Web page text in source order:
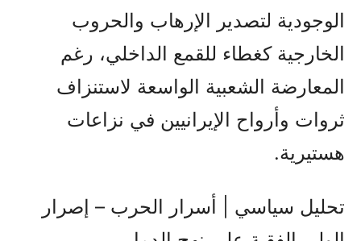
الوجودية لتصدير الإرهاب والحروب
الخارجية كغطاء للقمع الداخلي، رغم
المعارضة الشعبية الواسعة لاستنزاف
ثروات وأرواح الإيرانيين في نزاعات
هستيرية.
تحليل سياسي | أسرار الحرب – إصرار